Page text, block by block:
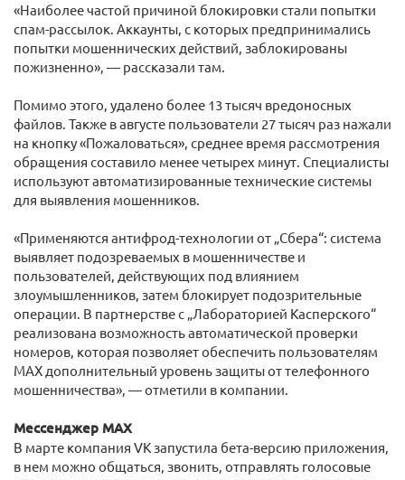
«Наиболее частой причиной блокировки стали попытки
спам-рассылок. Аккаунты, с которых предпринимались
попытки мошеннических действий, заблокированы
пожизненно», — рассказали там.
Помимо этого, удалено более 13 тысяч вредоносных
файлов. Также в августе пользователи 27 тысяч раз нажали
на кнопку «Пожаловаться», среднее время рассмотрения
обращения составило менее четырех минут. Специалисты
используют автоматизированные технические системы
для выявления мошенников.
«Применяются антифрод-технологии от „Сбера“: система
выявляет подозреваемых в мошенничестве и
пользователей, действующих под влиянием
злоумышленников, затем блокирует подозрительные
операции. В партнерстве с „Лабораторией Касперского“
реализована возможность автоматической проверки
номеров, которая позволяет обеспечить пользователям
MAX дополнительный уровень защиты от телефонного
мошенничества», — отметили в компании.
Мессенджер MAX
В марте компания VK запустила бета-версию приложения,
в нем можно общаться, звонить, отправлять голосовые